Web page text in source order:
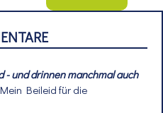
- und drinnen manchmal auch
Mein Beileid für die